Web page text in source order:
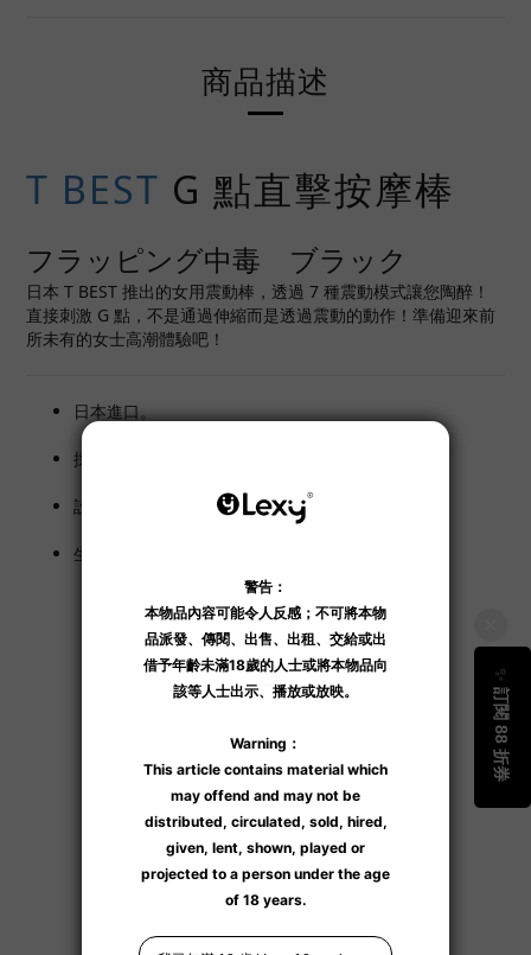
商品描述
T BEST G 點直擊按摩棒
フラッピング中毒 ブラック
日本 T BEST 推出的女用震動棒，透過 7 種震動模式讓您陶醉！
直接刺激 G 點，不是通過伸縮而是透過震動的動作！準備迎來前
所未有的女士高潮體驗吧！
日本進口。
採用矽膠材質。
設有 7 種震動模式。
生活防水。
了解更多